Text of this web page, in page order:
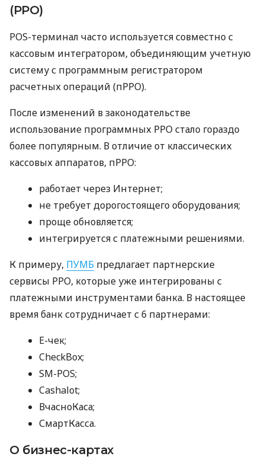
(РРО)
POS-терминал часто используется совместно с
кассовым интегратором, объединяющим учетную
систему с программным регистратором
расчетных операций (пРРО).
После изменений в законодательстве
использование программных РРО стало гораздо
более популярным. В отличие от классических
кассовых аппаратов, пРРО:
работает через Интернет;
не требует дорогостоящего оборудования;
проще обновляется;
интегрируется с платежными решениями.
К примеру, ПУМБ предлагает партнерские
сервисы РРО, которые уже интегрированы с
платежными инструментами банка. В настоящее
время банк сотрудничает с 6 партнерами:
E-чек;
CheckBox;
SM-POS;
Cashalot;
ВчасноКаса;
СмартКасса.
О бизнес-картах